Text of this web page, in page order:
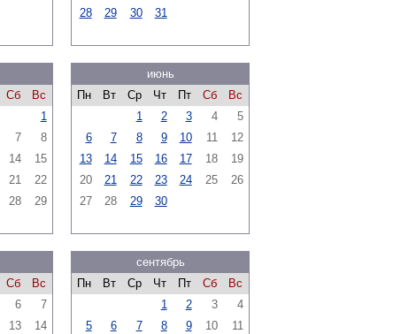
28
29 30 31
Сб
Вс
1
7
8
14
15
21
22
28
29
июнь
Пн
Вт Ср Чт Пт Сб
Вс
1
2 3 4
5
6
7 8 9 10 11
12
13
14 15 16 17 18
19
20
21 22 23 24 25
26
27
28 29 30
Сб
Вс
6
7
13
14
сентябрь
Пн
Вт Ср Чт Пт Сб
Вс
1
2 3
4
5
6 7 8 9 10
11